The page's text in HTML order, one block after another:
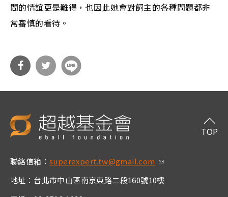
間的情誼更是難得，也因此她會對飼主的各種問題都非
常審慎的看待。
cebo
witt
聯絡信箱： superexpert.tw@gmail.com (link sends e-m
地址：台北市中山區南京東路二段160號10樓
TOP